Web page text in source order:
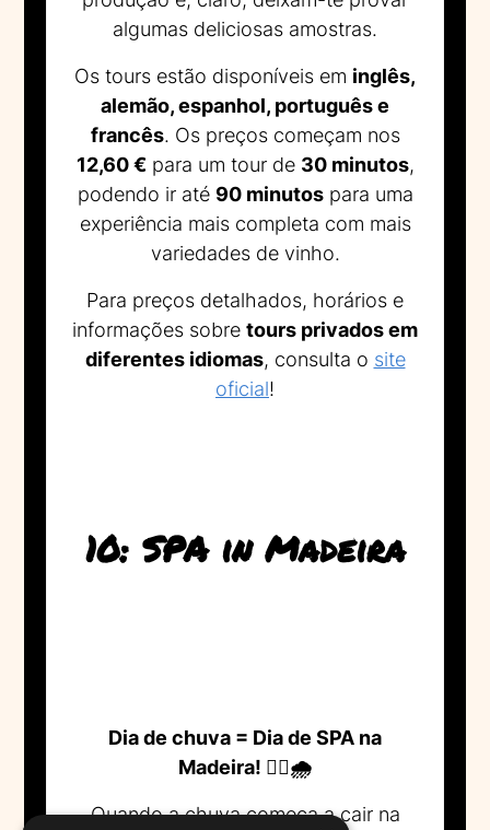
algumas deliciosas amostras.
Os tours estão disponíveis em inglês,
alemão, espanhol, português e
francês. Os preços começam nos
12,60 €para um tour de 30 minutos,
podendo ir até 90 minutospara uma
experiência mais completa com mais
variedades de vinho.
Para preços detalhados, horários e
informações sobre tours privados em
diferentes idiomas, consulta o site
oficial!
10: SPA in Madeira
Dia de chuva = Dia de SPA na
Madeira! 💆‍♀️🌧️
Quando a chuva começa a cair na